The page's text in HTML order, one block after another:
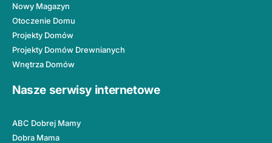
Nowy Magazyn
Otoczenie Domu
Projekty Domów
Projekty Domów Drewnianych
Wnętrza Domów
Nasze serwisy internetowe
ABC Dobrej Mamy
Dobra Mama